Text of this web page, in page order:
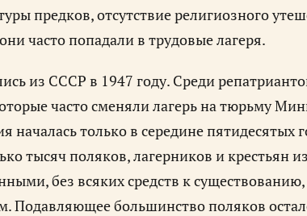
предков, отсутствие религиозного
часто попадали в трудовые лагеря.
из СССР в 1947 году. Среди
часто сменяли лагерь на тюрьму
началась только в середине пятидесятых
тысяч поляков, лагерников и крестьян
без всяких средств к
Подавляющее большинство поляков